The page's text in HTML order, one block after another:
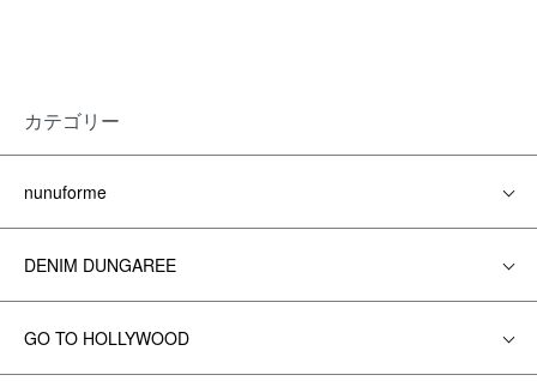
カテゴリー
nunuforme
DENIM DUNGAREE
GO TO HOLLYWOOD